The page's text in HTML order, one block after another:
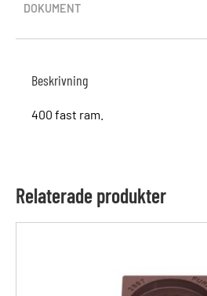
DOKUMENT
Beskrivning
400 fast ram.
Relaterade produkter